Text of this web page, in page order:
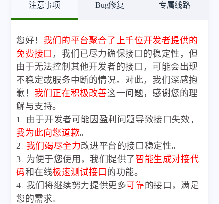
注意事项 Bug修复 专属线路
您好！ 我们的平台聚合了上千位开发者提供的
免费接口 ，我们已尽力确保接口的稳定性，但
由于无法控制其他开发者的接口，可能会出现
不稳定或服务中断的情况。对此，我们深感抱
歉！ 我们正在积极改善这一问题，感谢您的理
解与支持。
1. 由于开发者可能因盈利问题导致接口失效，
我为此向您道歉。
2. 我们竭尽全力改进平台的接口稳定性。
3. 为便于您使用，我们提供了智能生成对接代
码和在线极速测试接口 的功能。
4. 我们将继续努力提供更多可靠的接口，满足
您的需求。